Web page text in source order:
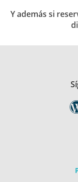
Y además si